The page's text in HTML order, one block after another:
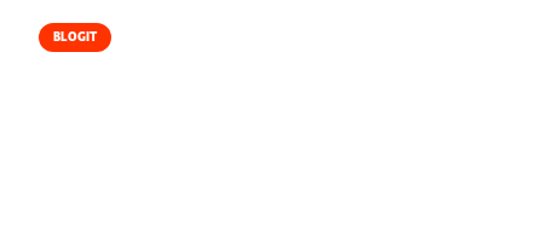
BLOGIT